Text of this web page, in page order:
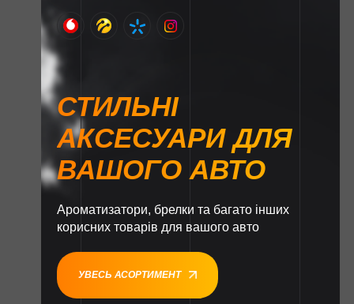
СТИЛЬНІ
АКСЕСУАРИ ДЛЯ
ВАШОГО АВТО
Ароматизатори, брелки та багато інших
корисних товарів для вашого авто
УВЕСЬ АСОРТИМЕНТ